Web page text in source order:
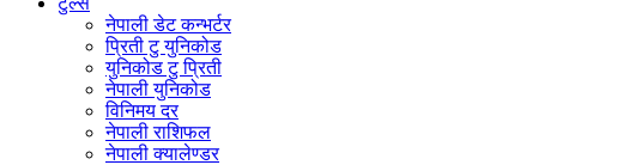
नेपाली डेट कन्भर्टर
प्रिती टु युनिकोड
युनिकोड टु प्रिती
नेपाली युनिकोड
विनिमय दर
नेपाली राशिफल
नेपाली क्यालेण्डर